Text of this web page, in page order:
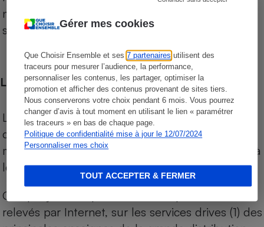
Gérer mes cookies
Que Choisir Ensemble et ses7 partenaires utilisent des
traceurs pour mesurer l’audience, la performance,
personnaliser les contenus, les partager, optimiser la
promotion et afficher des contenus provenant de sites tiers.
Nous conserverons votre choix pendant 6 mois. Vous pourrez
changer d’avis à tout moment en utilisant le lien « paramétrer
les traceurs » en bas de chaque page.
Politique de confidentialité mise à jour le 12/07/2024
Personnaliser mes choix
TOUT ACCEPTER & FERMER
niveau de prix des supermarchés, géolocalisés
sur le territoire français.
Les comparaisons de prix
Les comparaisons sont réalisées sur l’ensemble
des produits des magasins. Les produits de
marques de distributeurs (MDD) sont comparés à
leurs équivalents chez leurs concurrents.
Chaque jour, les prix de tous les produits sont
relevés par Internet, sur les services drives (1) des